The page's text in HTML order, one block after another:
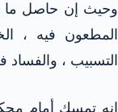
وحيث إن حاصل ما
المطعون فيه ،
التسبيب ،
إنه تمسك أمام